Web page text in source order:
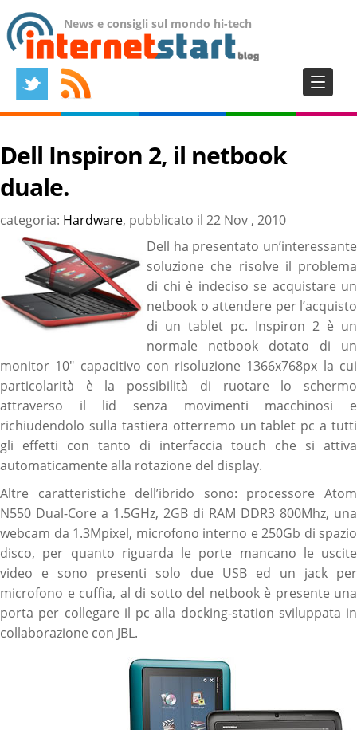
News e consigli sul mondo hi-tech
Dell Inspiron 2, il netbook
duale.
categoria: Hardware, pubblicato il 22 Nov , 2010
Dell ha presentato un’interessante
soluzione che risolve il problema
di chi è indeciso se acquistare un
netbook o attendere per l’acquisto
di un tablet pc. Inspiron 2 è un
normale netbook dotato di un
monitor 10″ capacitivo con risoluzione 1366x768px la cui
particolarità è la possibilità di ruotare lo schermo
attraverso il lid senza movimenti macchinosi e
richiudendolo sulla tastiera otterremo un tablet pc a tutti
gli effetti con tanto di interfaccia touch che si attiva
automaticamente alla rotazione del display.
Altre caratteristiche dell’ibrido sono: processore Atom
N550 Dual-Core a 1.5GHz, 2GB di RAM DDR3 800Mhz, una
webcam da 1.3Mpixel, microfono interno e 250Gb di spazio
disco, per quanto riguarda le porte mancano le uscite
video e sono presenti solo due USB ed un jack per
microfono e cuffia, al di sotto del netbook è presente una
porta per collegare il pc alla docking-station sviluppata in
collaborazione con JBL.